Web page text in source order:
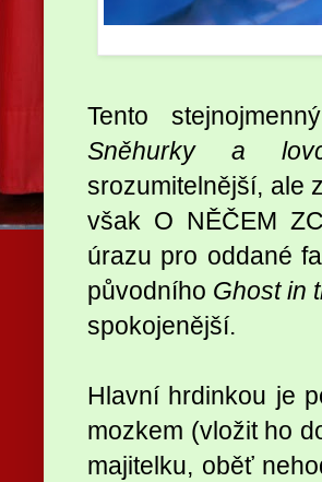
Tento
Sněhurky a
srozumitelnější, ale
však O NĚČEM
úrazu pro oddané
původního Ghost in
spokojenější.
Hlavní hrdinkou je
mozkem (vložit ho
majitelku, oběť